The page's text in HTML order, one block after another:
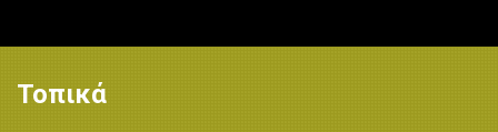
Τοπικά